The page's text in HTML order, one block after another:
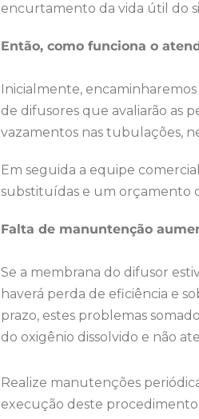
encurtamento da vida útil do
Então, como funciona o
Inicialmente,
de difusores que avaliarão as
vazamentos nas tubulações,
Em seguida a equipe
substituídas e um orçamento
Falta de manuntenção
Se a membrana do difusor
haverá perda de eficiência e
prazo, estes problemas
do oxigênio dissolvido e não
Realize manutenções
execução deste procedimento.